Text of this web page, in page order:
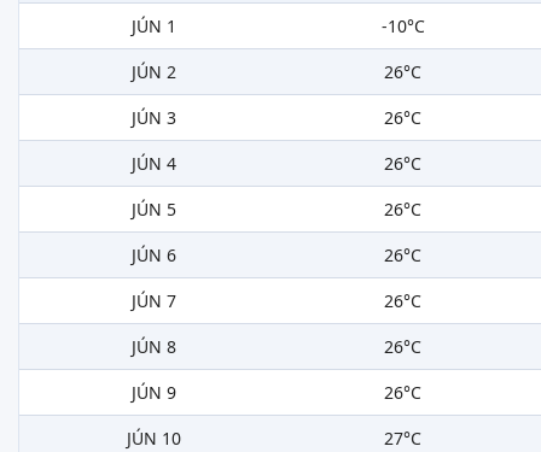
JÚN 1
-10°C
JÚN 2
26°C
JÚN 3
26°C
JÚN 4
26°C
JÚN 5
26°C
JÚN 6
26°C
JÚN 7
26°C
JÚN 8
26°C
JÚN 9
26°C
JÚN 10
27°C